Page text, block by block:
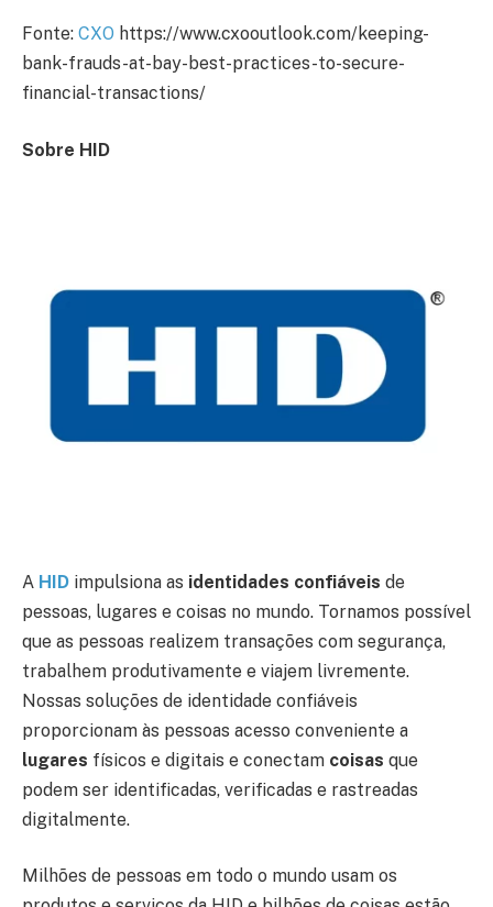
Fonte: CXO https://www.cxooutlook.com/keeping-
bank-frauds-at-bay-best-practices-to-secure-
financial-transactions/
Sobre HID
A HID impulsiona as identidades confiáveis de
pessoas, lugares e coisas no mundo. Tornamos possível
que as pessoas realizem transações com segurança,
trabalhem produtivamente e viajem livremente.
Nossas soluções de identidade confiáveis
proporcionam às pessoas acesso conveniente a
lugares físicos e digitais e conectam coisas que
podem ser identificadas, verificadas e rastreadas
digitalmente.
Milhões de pessoas em todo o mundo usam os